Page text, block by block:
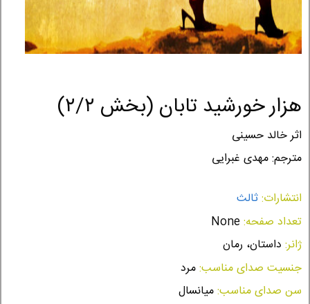
هزار خورشید تابان (بخش ۲/۲)
اثر خالد حسینی
مترجم: مهدی غبرایی
انتشارات:ثالث
تعداد صفحه:
ژانر: داستان، رمان
جنسیت صدای مناسب:مرد
سن صدای مناسب:میانسال